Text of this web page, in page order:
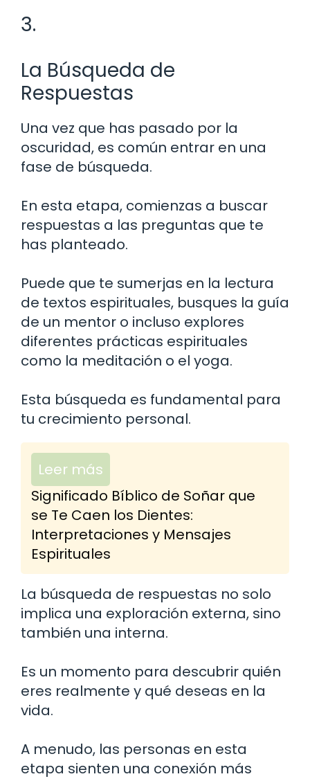
3.
La Búsqueda de
Respuestas
Una vez que has pasado por la
oscuridad, es común entrar en una
fase de búsqueda.
En esta etapa, comienzas a buscar
respuestas a las preguntas que te
has planteado.
Puede que te sumerjas en la lectura
de textos espirituales, busques la guía
de un mentor o incluso explores
diferentes prácticas espirituales
como la meditación o el yoga.
Esta búsqueda es fundamental para
tu crecimiento personal.
Leer más
Significado Bíblico de Soñar que
se Te Caen los Dientes:
Interpretaciones y Mensajes
Espirituales
La búsqueda de respuestas no solo
implica una exploración externa, sino
también una interna.
Es un momento para descubrir quién
eres realmente y qué deseas en la
vida.
A menudo, las personas en esta
etapa sienten una conexión más